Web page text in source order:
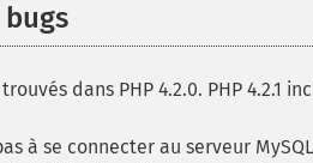
dans PHP 4.2.0. PHP 4.2.1
à se connecter au serveur